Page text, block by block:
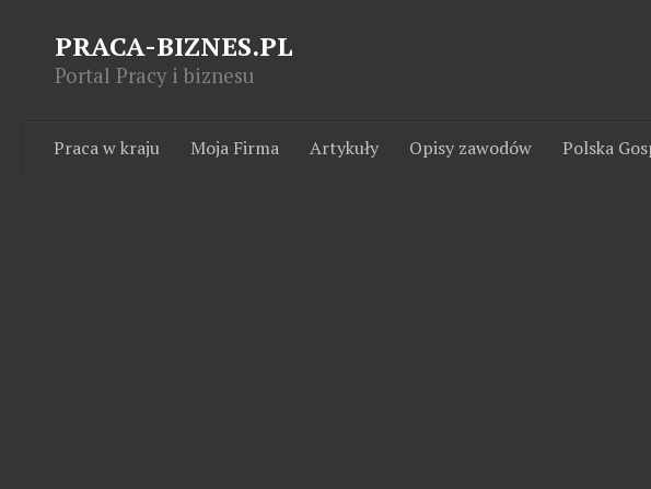
PRACA-BIZNES.PL
Portal Pracy i biznesu
Praca w kraju Moja Firma Artykuły Opisy zawodów Polska